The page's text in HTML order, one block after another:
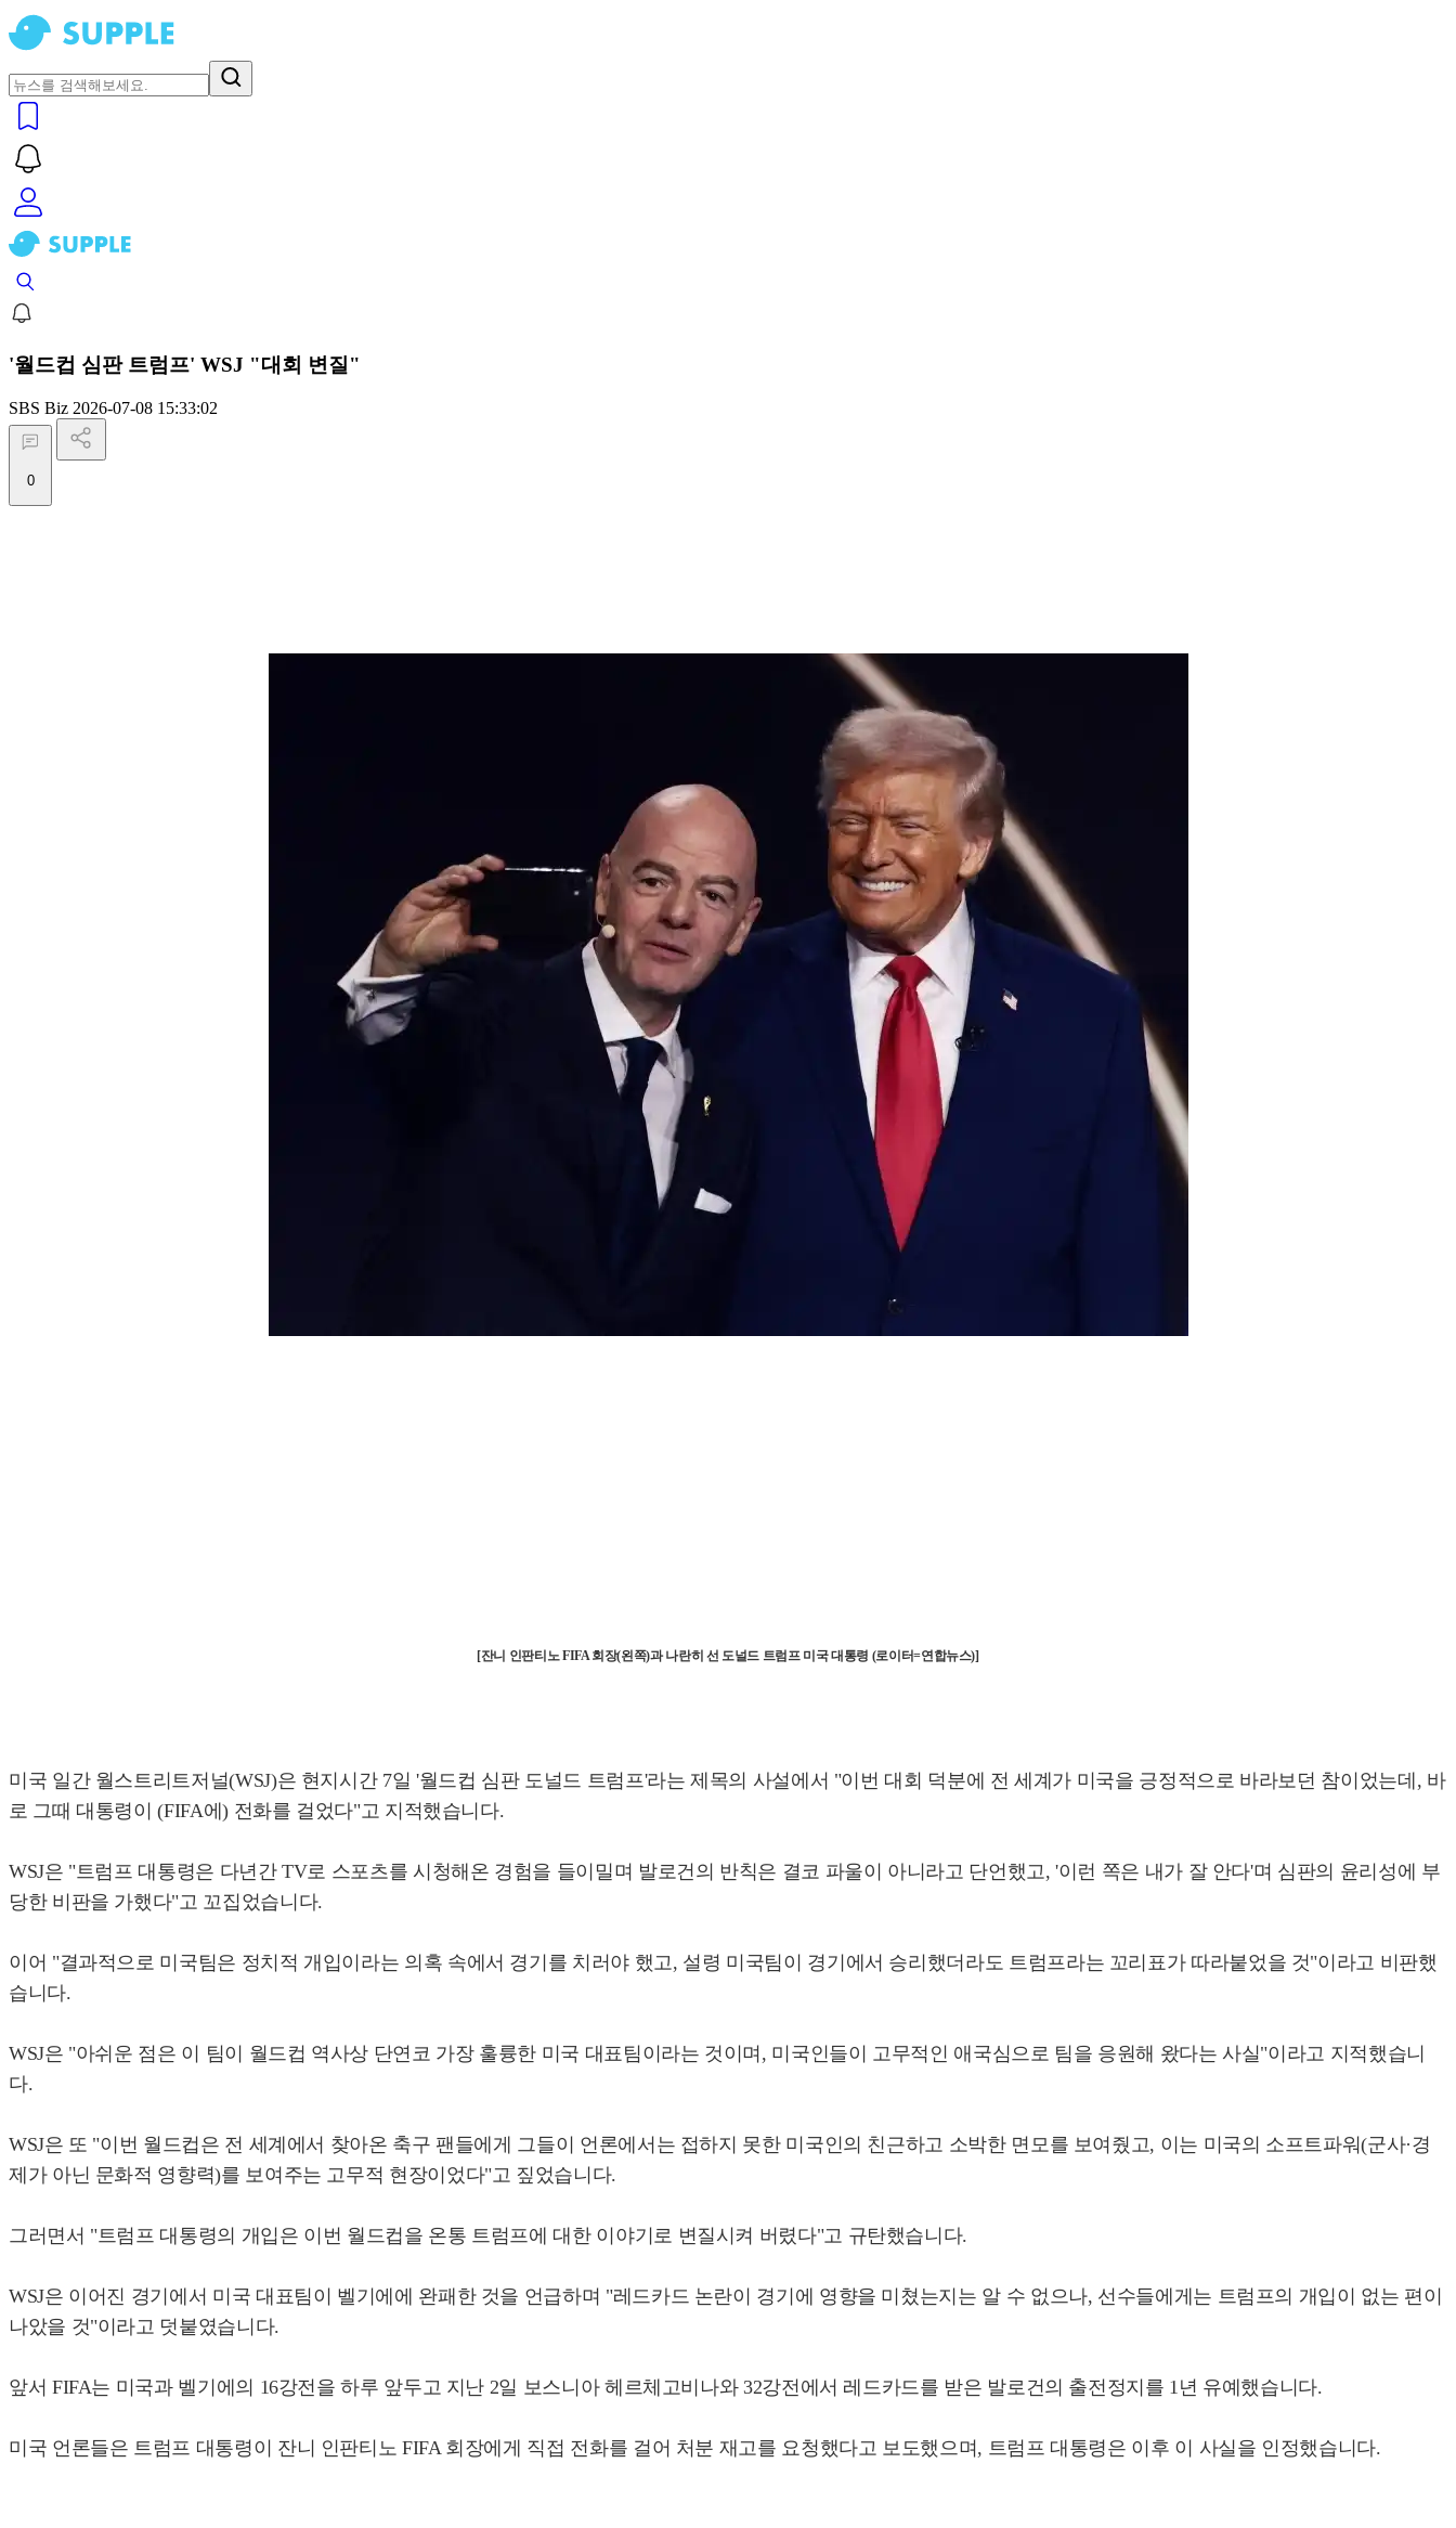
'월드컵 심판 트럼프' WSJ "대회 변질"
SBS Biz 2026-07-08 15:33:02
0
[잔니 인판티노 FIFA 회장(왼쪽)과 나란히 선 도널드 트럼프 미국 대통령 (로이터=연합뉴스)]
미국 일간 월스트리트저널(WSJ)은 현지시간 7일 '월드컵 심판 도널드 트럼프'라는 제목의 사설에서 "이번 대회 덕분에 전 세계가 미국을 긍정적으로 바라보던 참이었는데, 바
로 그때 대통령이 (FIFA에) 전화를 걸었다"고 지적했습니다.
WSJ은 "트럼프 대통령은 다년간 TV로 스포츠를 시청해온 경험을 들이밀며 발로건의 반칙은 결코 파울이 아니라고 단언했고, '이런 쪽은 내가 잘 안다'며 심판의 윤리성에 부
당한 비판을 가했다"고 꼬집었습니다.
이어 "결과적으로 미국팀은 정치적 개입이라는 의혹 속에서 경기를 치러야 했고, 설령 미국팀이 경기에서 승리했더라도 트럼프라는 꼬리표가 따라붙었을 것"이라고 비판했
습니다.
WSJ은 "아쉬운 점은 이 팀이 월드컵 역사상 단연코 가장 훌륭한 미국 대표팀이라는 것이며, 미국인들이 고무적인 애국심으로 팀을 응원해 왔다는 사실"이라고 지적했습니
다.
WSJ은 또 "이번 월드컵은 전 세계에서 찾아온 축구 팬들에게 그들이 언론에서는 접하지 못한 미국인의 친근하고 소박한 면모를 보여줬고, 이는 미국의 소프트파워(군사·경
제가 아닌 문화적 영향력)를 보여주는 고무적 현장이었다"고 짚었습니다.
그러면서 "트럼프 대통령의 개입은 이번 월드컵을 온통 트럼프에 대한 이야기로 변질시켜 버렸다"고 규탄했습니다.
WSJ은 이어진 경기에서 미국 대표팀이 벨기에에 완패한 것을 언급하며 "레드카드 논란이 경기에 영향을 미쳤는지는 알 수 없으나, 선수들에게는 트럼프의 개입이 없는 편이
나았을 것"이라고 덧붙였습니다.
앞서 FIFA는 미국과 벨기에의 16강전을 하루 앞두고 지난 2일 보스니아 헤르체고비나와 32강전에서 레드카드를 받은 발로건의 출전정지를 1년 유예했습니다.
미국 언론들은 트럼프 대통령이 잔니 인판티노 FIFA 회장에게 직접 전화를 걸어 처분 재고를 요청했다고 보도했으며, 트럼프 대통령은 이후 이 사실을 인정했습니다.